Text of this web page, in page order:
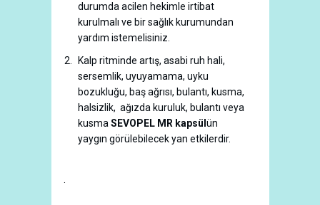
durumda acilen hekimle irtibat
kurulmalı ve bir sağlık kurumundan
yardım istemelisiniz.
Kalp ritminde artış, asabi ruh hali,
sersemlik, uyuyamama, uyku
bozukluğu, baş ağrısı, bulantı, kusma,
halsizlik, ağızda kuruluk, bulantı veya
kusma SEVOPEL MR kapsül ün
yaygın görülebilecek yan etkilerdir.
.